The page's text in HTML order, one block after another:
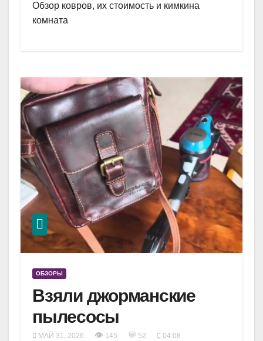
Обзор ковров, их стоимость и кимкина
комната
ОБЗОРЫ
Взяли джорманские
пылесосы
МАЙ 31, 2026 👁 145 💬 52 04:08